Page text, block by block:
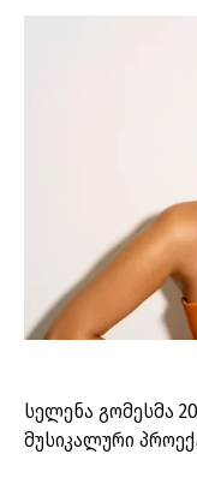
სელენა გომესმა
მუსიკალური